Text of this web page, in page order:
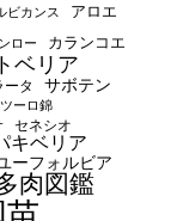
ビカンス アロエ
ロー カランコエ
ベリア
ータ サボテン
ーロ錦
セネシオ
キベリア
ーフォルビア
肉図鑑